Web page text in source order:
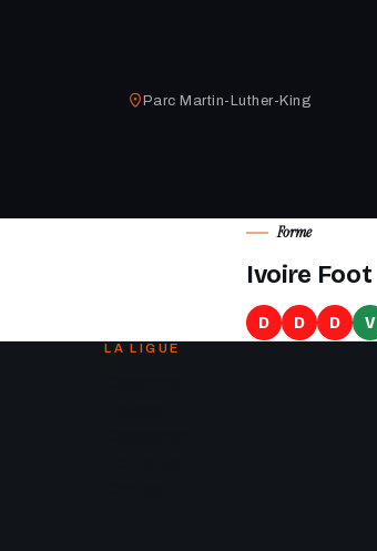
Parc Martin-Luther-King
Forme
Ivoire Foot
D D D V
LA LIGUE